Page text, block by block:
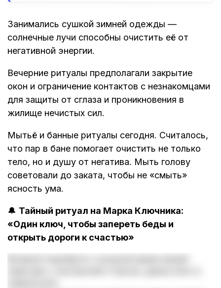
Занимались сушкой зимней одежды —
солнечные лучи способны очистить её от
негативной энергии.
Вечерние ритуалы предполагали закрытие
окон и ограничение контактов с незнакомцами
для защиты от сглаза и проникновения в
жилище нечистых сил.
Мытьё и банные ритуалы сегодня. Считалось,
что пар в бане помогает очистить не только
тело, но и душу от негатива. Мыть голову
советовали до заката, чтобы не «смыть»
ясность ума.
🔔 Тайный ритуал на Марка Ключника:
«Один ключ, чтобы запереть беды и
открыть дороги к счастью»